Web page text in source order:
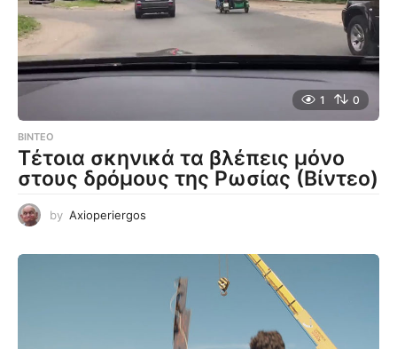
1 0
ΒΊΝΤΕΟ
Τέτοια σκηνικά τα βλέπεις μόνο
στους δρόμους της Ρωσίας (Βίντεο)
by Axioperiergos